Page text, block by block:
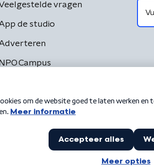
vragen
de studio
NPO Campus